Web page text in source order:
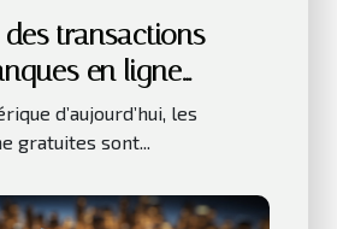
transactions
en ligne
d’aujourd’hui, les
gratuites sont...